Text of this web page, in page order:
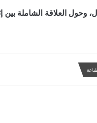
وحول العلاقة الشاملة